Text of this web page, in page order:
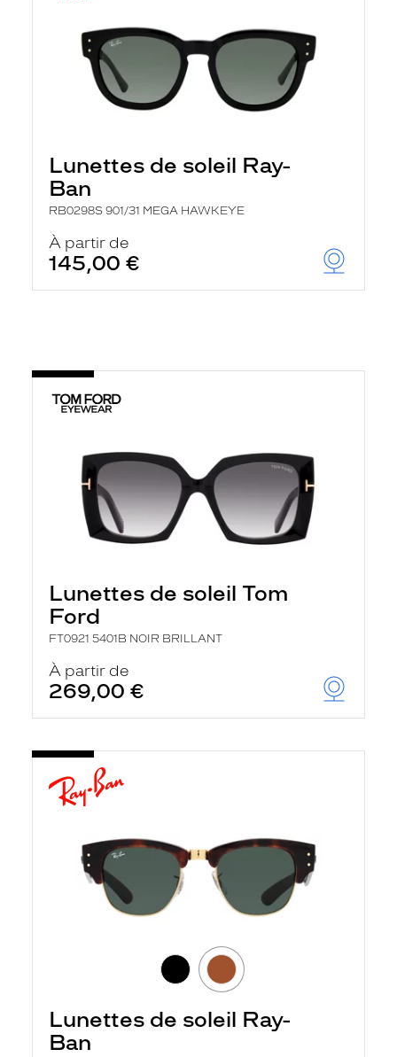
Lunettes de soleil Ray-
Ban
RB0298S 901/31 MEGA HAWKEYE
À partir de
145,00 €
savoir
Lunettes de soleil Tom
Ford
FT0921 5401B NOIR BRILLANT
À partir de
269,00 €
Lunettes de soleil Ray-
Ban